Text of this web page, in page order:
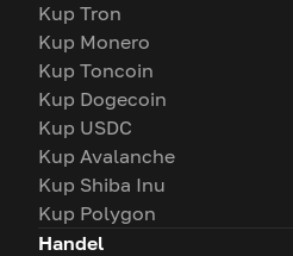
Kup Tron
Kup Monero
Kup Toncoin
Kup Dogecoin
Kup USDC
Kup Avalanche
Kup Shiba Inu
Kup Polygon
Handel